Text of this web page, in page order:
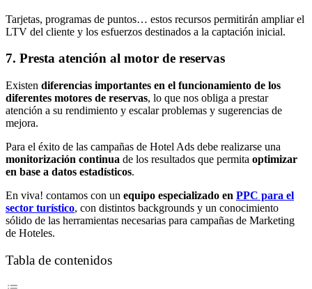
Tarjetas, programas de puntos… estos recursos permitirán ampliar el
LTV del cliente y los esfuerzos destinados a la captación inicial.
7. Presta atención al motor de reservas
Existen diferencias importantes en el funcionamiento de los
diferentes motores de reservas, lo que nos obliga a prestar
atención a su rendimiento y escalar problemas y sugerencias de
mejora.
Para el éxito de las campañas de Hotel Ads debe realizarse una
monitorización continua de los resultados que permita optimizar
en base a datos estadísticos.
En viva! contamos con un equipo especializado en PPC para el
sector turístico, con distintos backgrounds y un conocimiento
sólido de las herramientas necesarias para campañas de Marketing
de Hoteles.
Tabla de contenidos